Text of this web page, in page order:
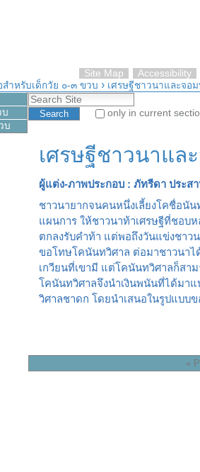
Site Map Accessibility
สำหรับเด็กวัย ๐-๓ ขวบ › เศรษฐีชาวนาและจอม
Search Site
only in current
เศรษฐีชาวนาแล
ผู้แต่ง-ภาพประกอบ : ภัทรีดา ประ
ชาวนายากจนคนหนึ่งเลี้ยงโคชื่อนั
แผนการ ให้ชาวนาท้าเศรษฐีที่ชอบ
ตกลงรับคำท้า แต่พอถึงวันแข่งชาว
ขอโทษโคนันทวิศาล ต่อมาชาวนาไ
เกวียนที่เขามี แต่โคนันทวิศาลก็สา
โคนันทวิศาลจึงนำเงินพนันที่ได้มาแ
วิศาลชาดก โดยนำเสนอในรูปแบบ
«
บ
บ